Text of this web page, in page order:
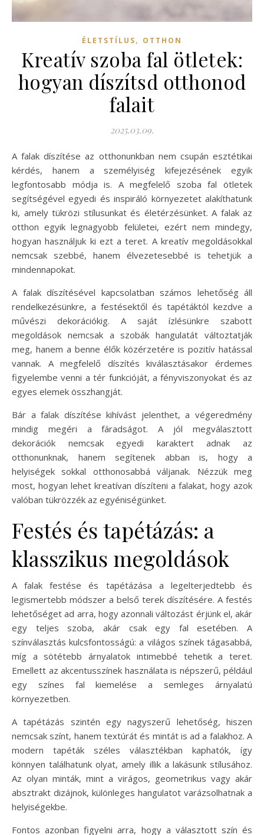
ÉLETSTÍLUS, OTTHON
Kreatív szoba fal ötletek:
hogyan díszítsd otthonod
falait
2025.03.09.
A falak díszítése az otthonunkban nem csupán esztétikai
kérdés, hanem a személyiség kifejezésének egyik
legfontosabb módja is. A megfelelő szoba fal ötletek
segítségével egyedi és inspiráló környezetet alakíthatunk
ki, amely tükrözi stílusunkat és életérzésünket. A falak az
otthon egyik legnagyobb felületei, ezért nem mindegy,
hogyan használjuk ki ezt a teret. A kreatív megoldásokkal
nemcsak szebbé, hanem élvezetesebbé is tehetjük a
mindennapokat.
A falak díszítésével kapcsolatban számos lehetőség áll
rendelkezésünkre, a festésektől és tapétáktól kezdve a
művészi dekorációkig. A saját ízlésünkre szabott
megoldások nemcsak a szobák hangulatát változtatják
meg, hanem a benne élők közérzetére is pozitív hatással
vannak. A megfelelő díszítés kiválasztásakor érdemes
figyelembe venni a tér funkcióját, a fényviszonyokat és az
egyes elemek összhangját.
Bár a falak díszítése kihívást jelenthet, a végeredmény
mindig megéri a fáradságot. A jól megválasztott
dekorációk nemcsak egyedi karaktert adnak az
otthonunknak, hanem segítenek abban is, hogy a
helyiségek sokkal otthonosabbá váljanak. Nézzük meg
most, hogyan lehet kreatívan díszíteni a falakat, hogy azok
valóban tükrözzék az egyéniségünket.
Festés és tapétázás: a
klasszikus megoldások
A falak festése és tapétázása a legelterjedtebb és
legismertebb módszer a belső terek díszítésére. A festés
lehetőséget ad arra, hogy azonnali változást érjünk el, akár
egy teljes szoba, akár csak egy fal esetében. A
színválasztás kulcsfontosságú: a világos színek tágasabbá,
míg a sötétebb árnyalatok intimebbé tehetik a teret.
Emellett az akcentusszínek használata is népszerű, például
egy színes fal kiemelése a semleges árnyalatú
környezetben.
A tapétázás szintén egy nagyszerű lehetőség, hiszen
nemcsak színt, hanem textúrát és mintát is ad a falakhoz. A
modern tapéták széles választékban kaphatók, így
könnyen találhatunk olyat, amely illik a lakásunk stílusához.
Az olyan minták, mint a virágos, geometrikus vagy akár
absztrakt dizájnok, különleges hangulatot varázsolhatnak a
helyiségekbe.
Fontos azonban figyelni arra, hogy a választott szín és